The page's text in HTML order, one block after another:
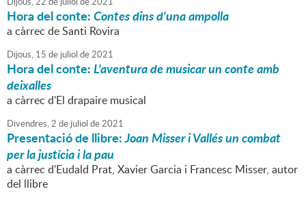
Hora del conte:Contes dins d'una ampolla
a càrrec de Santi Rovira
Dijous, 15 de juliol de2021
Hora del conte:L'aventura de musicar un conte amb
deixalles
a càrrec d'El drapaire musical
Divendres,2 de juliol de2021
Presentació de llibre:Joan Misser i Vallés un combat
per la justícia i la pau
a càrrec d'Eudald Prat, Xavier Garcia i Francesc Misser, autor
del llibre